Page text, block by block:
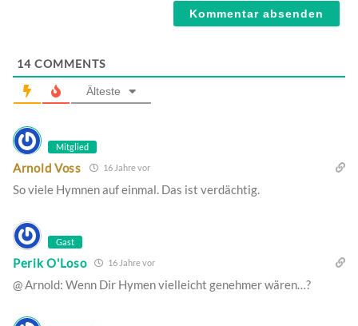
14 COMMENTS
Älteste
Mitglied
Arnold Voss 16 Jahre vor
So viele Hymnen auf einmal. Das ist verdächtig.
Gast
Perik O'Loso 16 Jahre vor
@ Arnold: Wenn Dir Hymen vielleicht genehmer wären…?